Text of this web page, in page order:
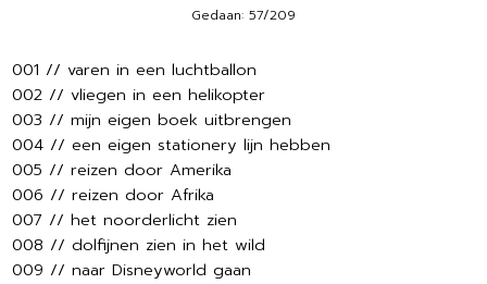
Gedaan: 57/209
001 // varen in een luchtballon
002 // vliegen in een helikopter
003 // mijn eigen boek uitbrengen
004 // een eigen stationery lijn hebben
005 // reizen door Amerika
006 // reizen door Afrika
007 // het noorderlicht zien
008 // dolfijnen zien in het wild
009 // naar Disneyworld gaan